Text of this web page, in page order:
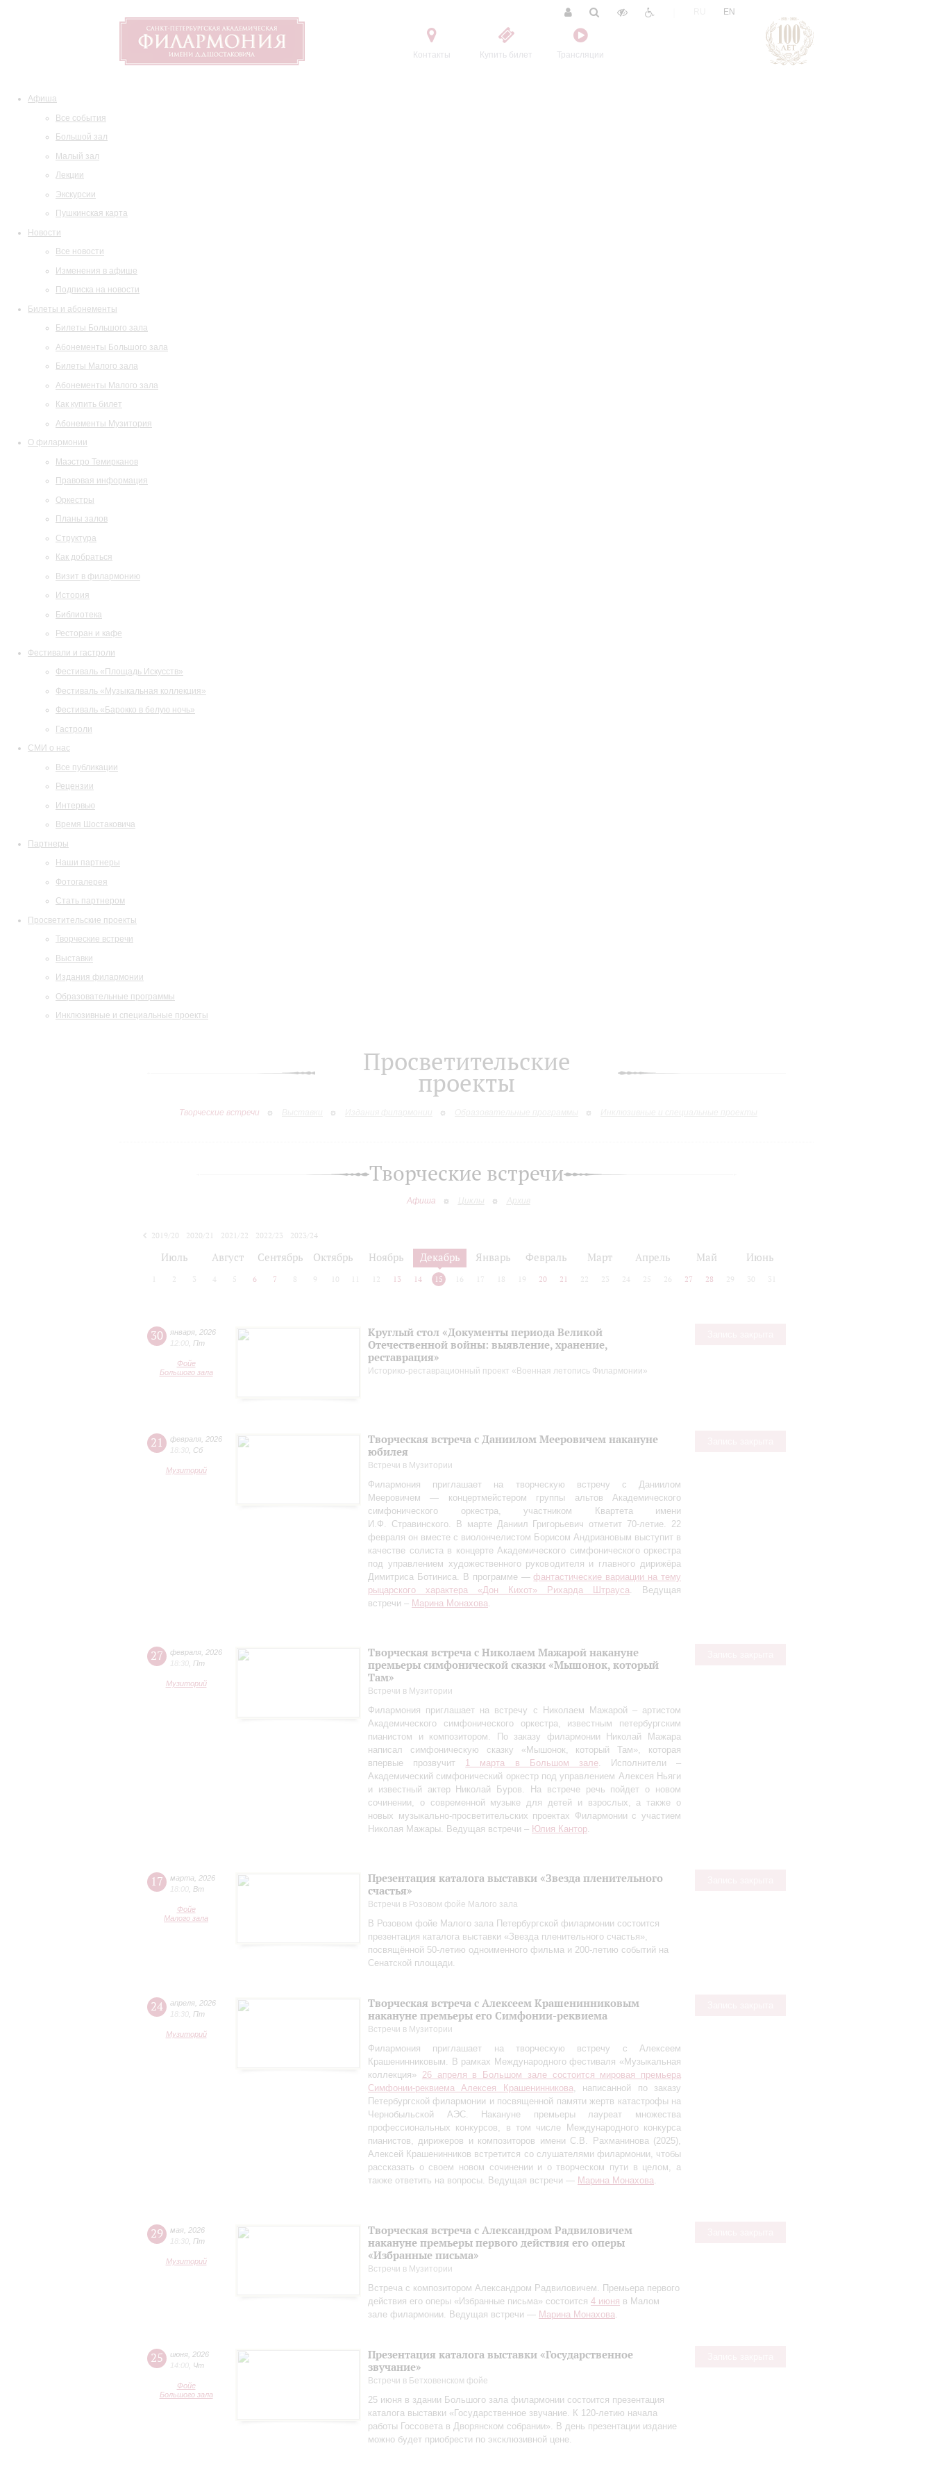
Контакты Купить билет Трансляции
EN
Афиша
Все события
Большой зал
Малый зал
Лекции
Экскурсии
Пушкинская карта
Новости
Все новости
Изменения в афише
Подписка на новости
Билеты и абонементы
Билеты Большого зала
Абонементы Большого зала
Билеты Малого зала
Абонементы Малого зала
Как купить билет
Абонементы Музитория
О филармонии
Маэстро Темирканов
Правовая информация
Оркестры
Планы залов
Структура
Как добраться
Визит в филармонию
История
Библиотека
Ресторан и кафе
Фестивали и гастроли
Фестиваль «Площадь Искусств»
Фестиваль «Музыкальная коллекция»
Фестиваль «Барокко в белую ночь»
Гастроли
СМИ о нас
Все публикации
Рецензии
Интервью
Время Шостаковича
Партнеры
Наши партнеры
Фотогалерея
Стать партнером
Просветительские проекты
Творческие встречи
Выставки
Издания филармонии
Образовательные программы
Инклюзивные и специальные проекты
Просветительские
проекты
Творческие встречи
Творческие встречи
Афиша Циклы Архив
2019/20 2020/21 2021/22 2022/23
2023/24
Июль Август Сентябрь Октябрь Ноябрь Декабрь Январь Февраль Март Апрель Май Июнь
2 3 4 5 6 7 8 9 10 12 13 14 15 16 17 18 19 20 21 22 23 24 25 26 27 28 29 30 31
30 января 2026
12:00 Пт
Фойе
Большого зала
Круглый стол «Документы периода Великой
Отечественной войны: выявление, хранение,
реставрация»
Историко-реставрационный проект «Военная летопись Филармонии»
21 февраля 2026
18:30 Сб
Музиторий
Творческая встреча с Даниилом Мееровичем накануне
юбилея
Встречи в Музитории
Филармония приглашает на творческую встречу с Даниилом
Мееровичем — концертмейстером группы альтов Академического
симфонического оркестра, участником Квартета имени
И.Ф. Стравинского. В марте Даниил Григорьевич отметит 70‑летие. 22
февраля он вместе с виолончелистом Борисом Андриановым выступит в
качестве солиста в концерте Академического симфонического оркестра
под управлением художественного руководителя и главного дирижёра
Димитриса Ботиниса. В программе — фантастические вариации на тему
рыцарского характера «Дон Кихот» Рихарда Штрауса. Ведущая
встречи – Марина Монахова.
27 февраля 2026
18:30 Пт
Музиторий
Творческая встреча с Николаем Мажарой накануне
премьеры симфонической сказки «Мышонок, который
Там»
Встречи в Музитории
Филармония приглашает на встречу с Николаем Мажарой – артистом
Академического симфонического оркестра, известным петербургским
пианистом и композитором. По заказу филармонии Николай Мажара
написал симфоническую сказку «Мышонок, который Там», которая
впервые прозвучит 1 марта в Большом зале. Исполнители –
Академический симфонический оркестр под управлением Алексея Ньяги
и известный актер Николай Буров. На встрече речь пойдет о новом
сочинении, о современной музыке для детей и взрослых, а также о
новых музыкально-просветительских проектах Филармонии с участием
Николая Мажары. Ведущая встречи – Юлия Кантор.
17 марта
2026
18:00
Вт
Фойе
Малого зала
Презентация каталога выставки «Звезда пленительного
счастья»
Встречи в Розовом фойе Малого зала
В Розовом фойе Малого зала Петербургской филармонии состоится
презентация каталога выставки «Звезда пленительного счастья»,
посвящённой 50-летию одноименного фильма и 200-летию событий на
Сенатской площади.
24 апреля 2026
18:30
Пт
Музиторий
Творческая встреча с Алексеем Крашенинниковым
накануне премьеры его Симфонии-реквиема
Встречи в Музитории
Филармония приглашает на творческую встречу с Алексеем
Крашенинниковым. В рамках Международного фестиваля «Музыкальная
коллекция» 26 апреля в Большом зале состоится мировая премьера
Симфонии-реквиема Алексея Крашенинникова, написанной по заказу
Петербургской филармонии и посвященной памяти жертв катастрофы на
Чернобыльской АЭС. Накануне премьеры лауреат множества
профессиональных конкурсов, в том числе Международного конкурса
пианистов, дирижеров и композиторов имени С.В. Рахманинова (2025),
Алексей Крашенинников встретится со слушателями филармонии, чтобы
рассказать о своем новом сочинении и о творческом пути в целом, а
также ответить на вопросы. Ведущая встречи — Марина Монахова.
29 мая 2026
18:30 Пт
Музиторий
Творческая встреча с Александром Радвиловичем
накануне премьеры первого действия его оперы
«Избранные письма»
Встречи в Музитории
Встреча с композитором Александром Радвиловичем. Премьера первого
действия его оперы «Избранные письма» состоится 4 июня в Малом
зале филармонии. Ведущая встречи — Марина Монахова
25 июня 2026
14:00 Чт
Фойе
Большого зала
Презентация каталога выставки «Государственное
звучание»
Встречи в Бетховенском фойе
25 июня в здании Большого зала филармонии состоится презентация
каталога выставки «Государственное звучание. К 120‑летию начала
работы Госсовета в Дворянском собрании». В день презентации издание
можно будет приобрести по эксклюзивной цене.